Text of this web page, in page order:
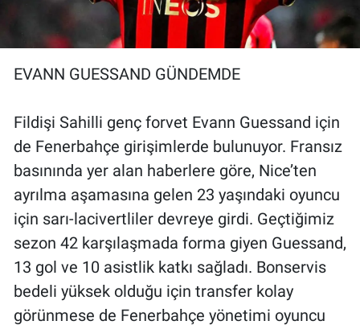
EVANN GUESSAND GÜNDEMDE
Fildişi Sahilli genç forvet Evann Guessand için
de Fenerbahçe girişimlerde bulunuyor. Fransız
basınında yer alan haberlere göre, Nice’ten
ayrılma aşamasına gelen 23 yaşındaki oyuncu
için sarı-lacivertliler devreye girdi. Geçtiğimiz
sezon 42 karşılaşmada forma giyen Guessand,
13 gol ve 10 asistlik katkı sağladı. Bonservis
bedeli yüksek olduğu için transfer kolay
görünmese de Fenerbahçe yönetimi oyuncu